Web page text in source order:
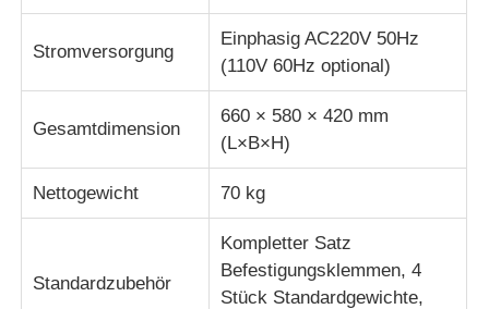
Stromversorgung
Einphasig AC220V 50Hz
(110V 60Hz optional)
Gesamtdimension
660 × 580 × 420 mm
(L×B×H)
Nettogewicht 70 kg
Standardzubehör
Kompletter Satz
Befestigungsklemmen, 4
Stück Standardgewichte,